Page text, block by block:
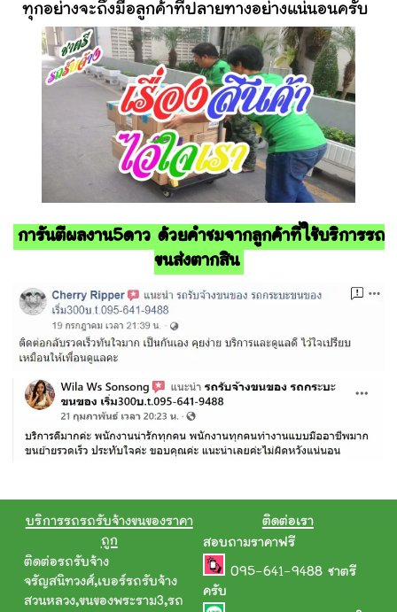
ทุกอย่างจะถึงมือลูกค้าที่ปลายทางอย่างแน่นอนครับ
การันตีผลงาน5ดาว ด้วยคำชมจากลูกค้าที่ใช้บริการรถ
ขนส่งตากสิน
บริการรถรถรับจ้างขนของราคา
ถูก
ติดต่อรถรับจ้าง
จรัญสนิทวงศ์,เบอร์รถรับจ้าง
สวนหลวง,ขนของพระราม3,รถ
ติดต่อเรา
สอบถามราคาฟรี
095-641-9488 ชาตรี
ครับ